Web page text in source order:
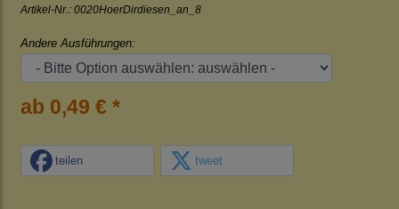
Artikel-Nr.: 0020HoerDirdiesen_an_8
Andere Ausführungen:
ab 0,49 € *
teilen tweet